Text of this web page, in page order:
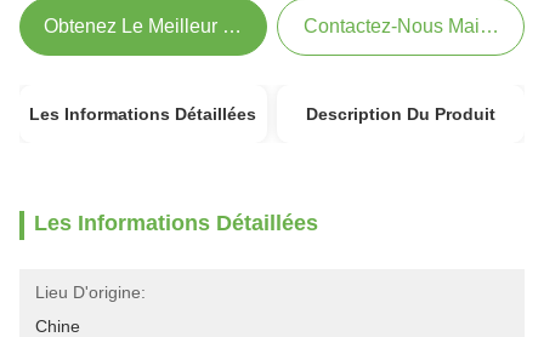
Obtenez Le Meilleur Prix Contactez-Nous Maintenant
Les Informations Détaillées Description Du Produit
Les Informations Détaillées
Lieu D'origine:
Chine